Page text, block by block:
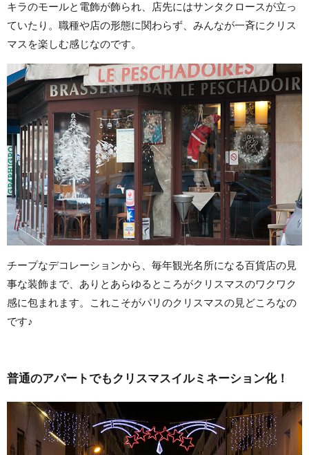
キラのモールと電飾が飾られ、店先にはサンタクロースが立っ
ていたり。職種や店の形態に関わらず、みんなが一斉にクリス
マスを楽しむ感じなのです。
チープなデコレーションから、毎年観光名所になる百貨店の見
事な装飾まで、ありとあらゆるところがクリスマスのワクワク
感に包まれます。これこそがパリのクリスマスの見どころなの
です♪
普通のアパートでもクリスマスイルミネーション化！